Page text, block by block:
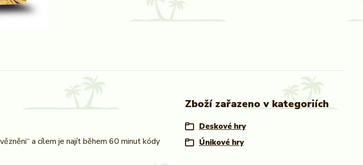
a cílem je najít během 60 minut kódy
Zboží zařazeno v kategoriích
Deskové hry
Únikové hry